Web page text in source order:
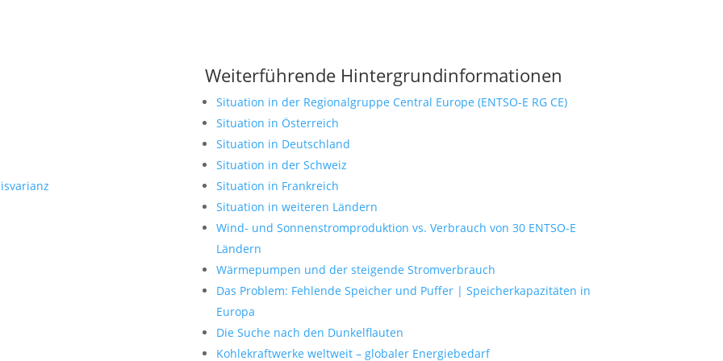
Weiterführende Hintergrundinformationen
Situation in der Regionalgruppe Central Europe (ENTSO-E RG CE)
Situation in Österreich
Situation in Deutschland
Situation in der Schweiz
Situation in Frankreich
Situation in weiteren Ländern
Wind- und Sonnenstromproduktion vs. Verbrauch von 30 ENTSO-E
Ländern
Wärmepumpen und der steigende Stromverbrauch
Das Problem: Fehlende Speicher und Puffer | Speicherkapazitäten in
Europa
Die Suche nach den Dunkelflauten
Kohlekraftwerke weltweit – globaler Energiebedarf